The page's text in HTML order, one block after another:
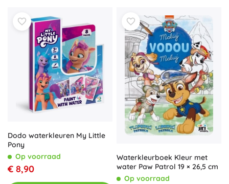
Dodo waterkleuren My Little
Pony
Op voorraad
€ 8,90
Waterkleurboek Kleur met
water Paw Patrol 19 × 26,5 cm
Op voorraad